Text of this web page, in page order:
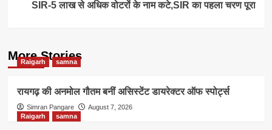
SIR-5 लाख से अधिक वोटरों के नाम कटे,SIR का पहला चरण पूरा
More Stories
Raigarh samna
रायगढ़ की अनमोल गौतम बनीं असिस्टेंट डायरेक्टर ऑफ स्पोर्ट्स
Simran Pangare
August 7, 2026
Raigarh
samna